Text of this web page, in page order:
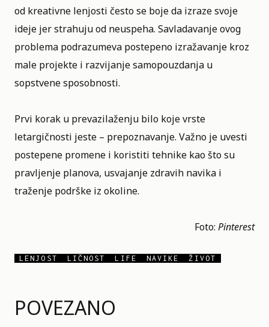
POVEZANO
od kreativne lenjosti često se boje da izraze svoje
ideje jer strahuju od neuspeha. Savladavanje ovog
problema podrazumeva postepeno izražavanje kroz
male projekte i razvijanje samopouzdanja u
sopstvene sposobnosti.
Prvi korak u prevazilaženju bilo koje vrste
letargičnosti jeste – prepoznavanje. Važno je uvesti
postepene promene i koristiti tehnike kao što su
pravljenje planova, usvajanje zdravih navika i
traženje podrške iz okoline.
Foto: Pinterest
LENJOST LIČNOST LIFE NAVIKE ŽIVOT